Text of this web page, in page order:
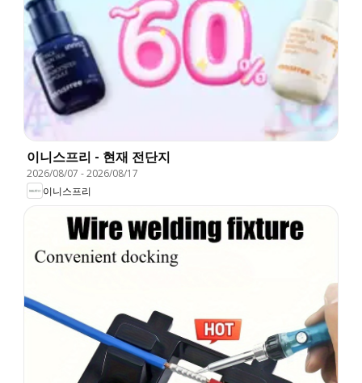
이니스프리 - 현재 전단지
2026/08/07 -2026/08/17
이니스프리